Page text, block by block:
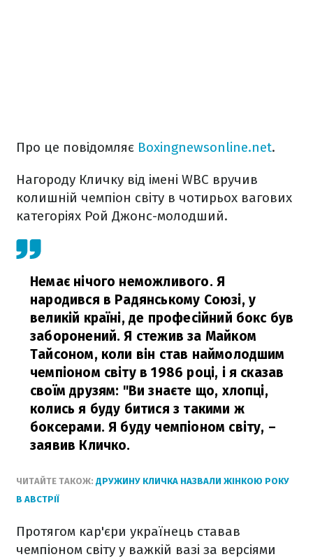
Про це повідомляє Boxingnewsonline.net.
Нагороду Кличку від імені WBC вручив
колишній чемпіон світу в чотирьох вагових
категоріях Рой Джонс-молодший.
Немає нічого неможливого. Я
народився в Радянському Союзі, у
великій країні, де професійний бокс був
заборонений. Я стежив за Майком
Тайсоном, коли він став наймолодшим
чемпіоном світу в 1986 році, і я сказав
своїм друзям: "Ви знаєте що, хлопці,
колись я буду битися з такими ж
боксерами. Я буду чемпіоном світу, –
заявив Кличко.
ЧИТАЙТЕ ТАКОЖ: ДРУЖИНУ КЛИЧКА НАЗВАЛИ ЖІНКОЮ РОКУ
В АВСТРІЇ
Протягом кар'єри українець ставав
чемпіоном світу у важкій вазі за версіями